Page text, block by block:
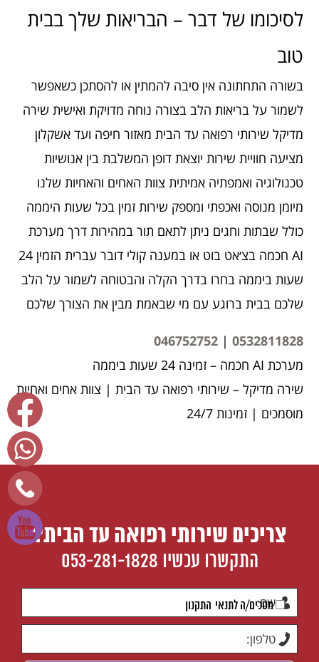
לסיכומו של דבר – הבריאות שלך בבית
טוב
בשורה התחתונה אין סיבה להמתין או להסתכן כשאפשר
לשמור על בריאות הלב בצורה נוחה מדויקת ואישית שירה
מדיקל שירותי רפואה עד הבית מאזור חיפה ועד אשקלון
מציעה חוויית שירות יוצאת דופן המשלבת בין אנושיות
טכנולוגיה ואמפתיה אמיתית צוות האחים והאחיות שלנו
מיומן מנוסה ואכפתי ומספק שירות זמין בכל שעות היממה
כולל שבתות וחגים ניתן לתאם תור במהירות דרך מערכת
AI חכמה בצ׳אט בוט או במענה קולי דובר עברית הזמין 24
שעות ביממה בחרו בדרך הקלה והבטוחה לשמור על הלב
שלכם בבית ברוגע עם מי שבאמת מבין את הצורך שלכם
0532811828
|
046752752
מערכת AI חכמה – זמינה 24 שעות ביממה
שירה מדיקל – שירותי רפואה עד הבית | צוות אחים ואחיות
מוסמכים | זמינות 24/7
צריכים שירותי רפואה עד הבית?
התקשרו עכשיו 053-281-1828
מסכים/ה לתנאי התקנון